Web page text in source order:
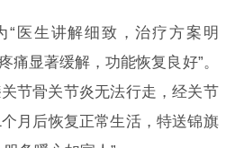
生讲解细致，治疗方案明
痛显著缓解，功能恢复良好”。
节骨关节炎无法行走，经关节
月后恢复正常生活，特送锦旗